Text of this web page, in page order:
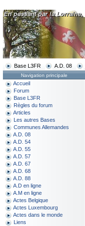
Base L3FR A.D. 08
Navigation principale
Accueil
Forum
Base L3FR
Règles du forum
Articles
Les autres Bases
Communes Allemandes
A.D. 08
A.D. 54
A.D. 55
A.D. 57
A.D. 67
A.D. 68
A.D. 88
A.D en ligne
A.M en ligne
Actes Belgique
Actes Luxembourg
Actes dans le monde
Liens